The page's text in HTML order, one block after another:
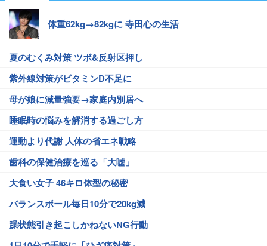
体重62kg→82kgに 寺田心の生活
夏のむくみ対策 ツボ&反射区押し
紫外線対策がビタミンD不足に
母が娘に減量強要→家庭内別居へ
睡眠時の悩みを解消する過ごし方
運動より代謝 人体の省エネ戦略
歯科の保健治療を巡る「大嘘」
大食い女子 46キロ体型の秘密
バランスボール毎日10分で20kg減
躁状態引き起こしかねないNG行動